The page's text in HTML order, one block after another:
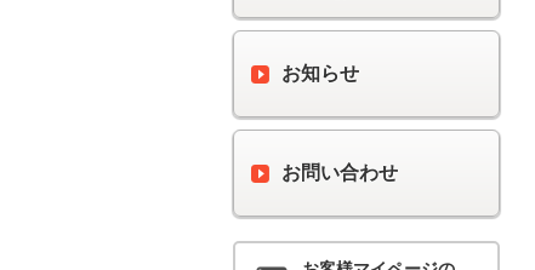
お知らせ
お問い合わせ